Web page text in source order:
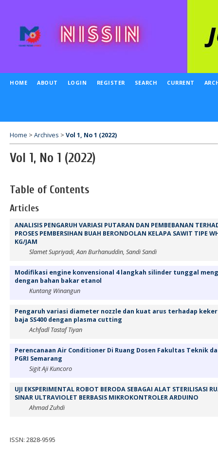
HOME ABOUT LOGIN REGISTER SEARCH CURRENT
Home > Archives > Vol 1, No 1 (2022)
Vol 1, No 1 (2022)
Table of Contents
Articles
ANALISIS PENGARUH VARIASI PUTARAN DAN PEMBEBANAN
PROSES PEMBERSIHAN BUAH BERONDOLAN KELAPA SAWIT TIPE
KG/JAM
Slamet Supriyadi, Aan Burhanuddin, Sandi Sandi
Modifikasi engine konvensional 4 langkah silinder tunggal
dengan bahan bakar etanol
Kuntang Winangun
Pengaruh variasi diameter nozzle dan kuat arus terhadap
baja SS400 dengan plasma cutting
Achfadl Tastaf Tiyan
Perencanaan Air Conditioner Di Ruang Dosen Fakultas Teknik
PGRI Semarang
Sigit Aji Kuncoro
UJI EKSPERIMENTAL ROBOT BERODA SEBAGAI ALAT STERILISASI
SINAR ULTRAVIOLET BERBASIS MIKROKONTROLER ARDUINO
Ahmad Zuhdi
ISSN: 2828-9595